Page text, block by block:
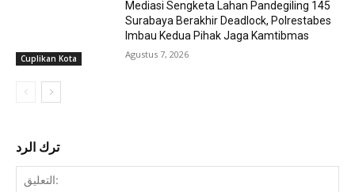
Cuplikan Kota
Mediasi Sengketa Lahan Pandegiling 145
Surabaya Berakhir Deadlock, Polrestabes
Imbau Kedua Pihak Jaga Kamtibmas
Agustus 7, 2026
ترك الرد